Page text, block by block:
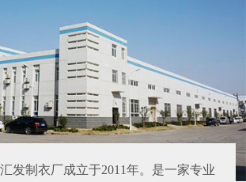
制衣厂成立于2011年。是一家专业